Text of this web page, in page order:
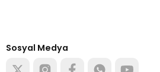
Sosyal Medya